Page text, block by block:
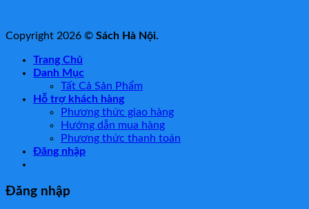
Copyright 2026 © Sách Hà Nội.
Trang Chủ
Danh Mục
Tất Cả Sản Phẩm
Hỗ trợ khách hàng
Phương thức giao hàng
Hướng dẫn mua hàng
Phương thức thanh toán
Đăng nhập
Đăng nhập